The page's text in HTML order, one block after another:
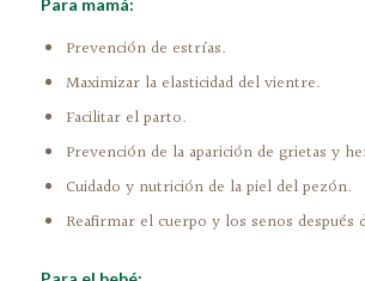
Para mamá:
Prevención de estrías.
Maximizar la elasticidad del vientre.
Facilitar el parto.
Prevención de la aparición de grietas y
Cuidado y nutrición de la piel del pezón.
Reafirmar el cuerpo y los senos después